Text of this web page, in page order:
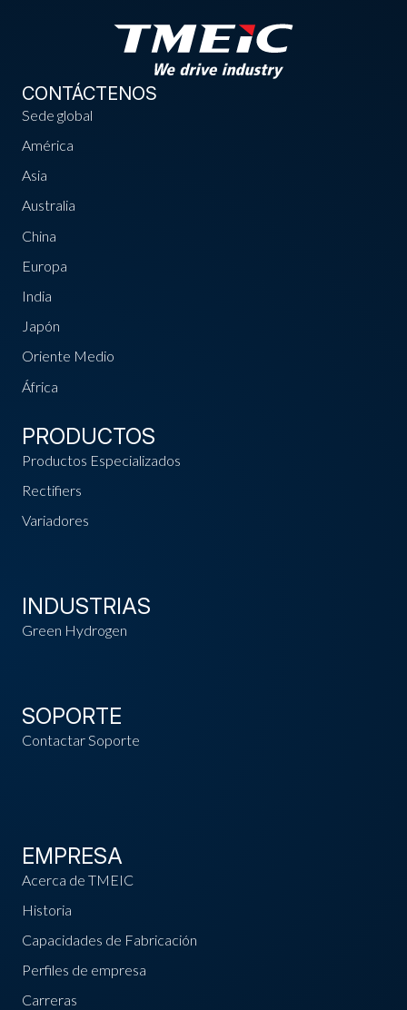
CONTÁCTENOS
Sede global
América
Asia
Australia
China
Europa
India
Japón
Oriente Medio
África
PRODUCTOS
Productos Especializados
Rectifiers
Variadores
INDUSTRIAS
Green Hydrogen
SOPORTE
Contactar Soporte
EMPRESA
Acerca de TMEIC
Historia
Capacidades de Fabricación
Perfiles de empresa
Carreras